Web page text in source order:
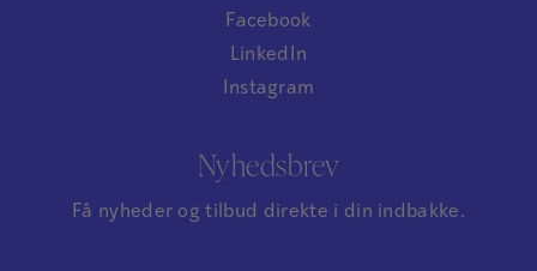
Facebook
LinkedIn
Instagram
Nyhedsbrev
Få nyheder og tilbud direkte i din indbakke.